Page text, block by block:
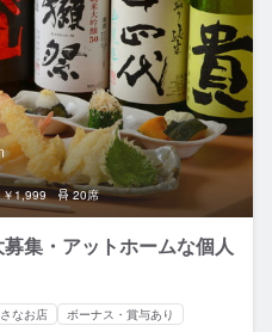
￥1,999 20席
集・アットホームな個人
なお店
ボーナス・賞与あり